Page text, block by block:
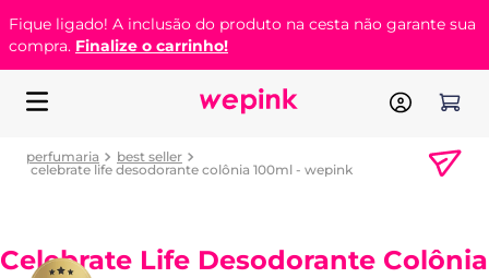
Fique ligado! A inclusão do produto na cesta não garante sua
compra. Finalize o carrinho!
perfumaria
best seller
celebrate life desodorante colônia 100ml - wepink
Celebrate Life Desodorante Colônia